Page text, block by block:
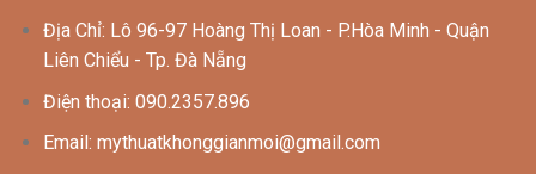
Địa Chỉ: Lô 96-97 Hoàng Thị Loan - P.Hòa Minh - Quận
Liên Chiểu - Tp. Đà Nẵng
Điện thoại: 090.2357.896
Email: mythuatkhonggianmoi@gmail.com